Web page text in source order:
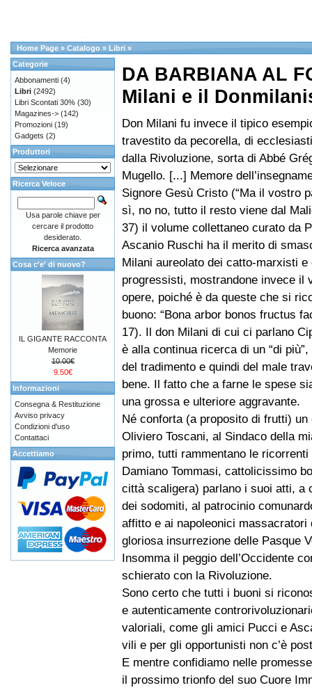
Home Page » Catalogo » Libri »
DA BARBIANA AL
Milani e il
Don Milani fu invece il tipico
travestito da pecorella, di
dalla Rivoluzione, sorta di Abbé
Mugello. [...] Memore
Signore Gesù Cristo (“Ma il vostro
sì, no no, tutto il resto viene dal
37) il volume collettaneo curato da
Ascanio Ruschi ha il merito di
Milani aureolato dei catto-marxisti e
progressisti, mostrandone invece il
opere, poiché è da queste che si
buono: “Bona arbor bonos fructus
17). Il don Milani di cui ci parlano
è alla continua ricerca di un “di più”,
del tradimento e quindi del male
bene. Il fatto che a farne le spese
una grossa e ulteriore aggravante.
Né conforta (a proposito di frutti)
Oliviero Toscani, al Sindaco della
primo, tutti rammentano le
Damiano Tommasi, cattolicissimo
città scaligera) parlano i suoi atti, a
dei sodomiti, al patrocinio
affitto e ai napoleonici
gloriosa insurrezione delle Pasque
Insomma il peggio dell’Occidente
schierato con la Rivoluzione.
Sono certo che tutti i buoni si
e autenticamente
valoriali, come gli amici Pucci e
vili e per gli opportunisti non c’è
E mentre confidiamo nelle
il prossimo trionfo del suo Cuore
Categorie
Abbonamenti (4)
Libri (2492)
Libri Scontati 30% (30)
Magazines-> (142)
Promozioni (19)
Gadgets (2)
Produttori
Ricerca Veloce
Usa parole chiave per
cercare il prodotto
desiderato.
Ricerca avanzata
Cosa c'e' di nuovo?
IL GIGANTE RACCONTA
Memorie
10.00€
9.50€
Informazioni
Consegna & Restituzione
Avviso privacy
Condizioni d'uso
Contattaci
Accettiamo